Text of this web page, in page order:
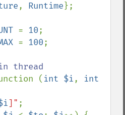
, Runtime};
= 10;
= 100;
( int $i, int
]" ;